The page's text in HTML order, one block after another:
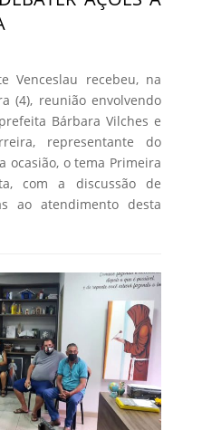
Venceslau recebeu, na
(4), reunião envolvendo
Bárbara Vilches e
representante do
ocasião, o tema Primeira
com a discussão de
ao atendimento desta